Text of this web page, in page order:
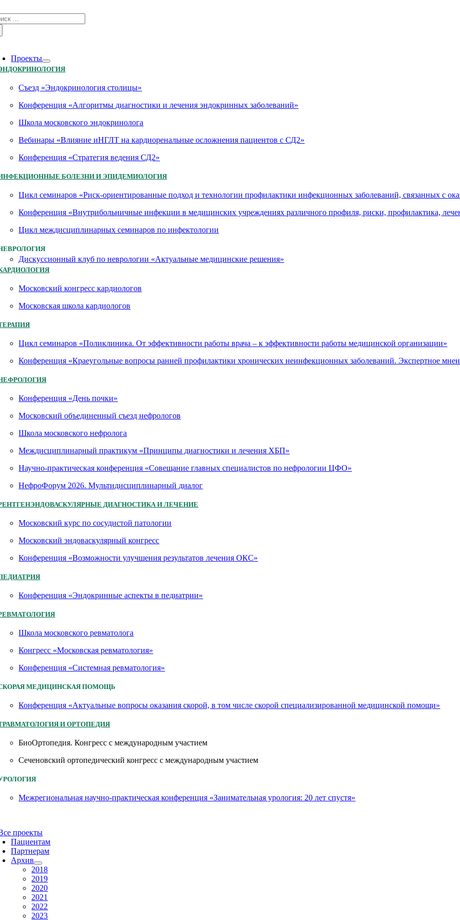
to
content
Проекты
Съезд «Эндокринология столицы»
Конференция «Алгоритмы диагностики и лечения эндокринных заболеваний»
Школа московского эндокринолога
Вебинары «Влияние иНГЛТ на кардиоренальные осложнения пациентов с СД2»
Конференция «Стратегия ведения СД2»
БОЛЕЗНИ И ЭПИДЕМИОЛОГИЯ
Цикл семинаров «Риск-ориентированные подход и технологии профилактики инфекционных заболеваний, связанных с
Конференция «Внутрибольничные инфекции в медицинских учреждениях различного профиля, риски, профилактика,
Цикл междисциплинарных семинаров по инфектологии
Дискуссионный клуб по неврологии «Актуальные медицинские решения»
Московский конгресс кардиологов
Московская школа кардиологов
Цикл семинаров «Поликлиника. От эффективности работы врача – к эффективности работы медицинской организации»
Конференция «Краеугольные вопросы ранней профилактики хронических неинфекционных заболеваний. Экспертное
Конференция «День почки»
Московский объединенный съезд нефрологов
Школа московского нефролога
Междисциплинарный практикум «Принципы диагностики и лечения ХБП»
Научно-практическая конференция «Совещание главных специалистов по нефрологии ЦФО»
НефроФорум 2026. Мультидисциплинарный диалог
ДИАГНОСТИКА И ЛЕЧЕНИЕ
Московский курс по сосудистой патологии
Московский эндоваскулярный конгресс
Конференция «Возможности улучшения результатов лечения ОКС»
Конференция «Эндокринные аспекты в педиатрии»
Школа московского ревматолога
Конгресс «Московская ревматология»
Конференция «Системная ревматология»
МЕДИЦИНСКАЯ ПОМОЩЬ
Конференция «Актуальные вопросы оказания скорой, в том числе скорой специализированной медицинской помощи»
И ОРТОПЕДИЯ
БиоОртопедия. Конгресс с международным участием
Сеченовский ортопедический конгресс с международным участием
Межрегиональная научно-практическая конференция «Занимательная урология: 20 лет спустя»
проекты
Пациентам
Партнерам
Архив
2018
2019
2020
2021
2022
2023